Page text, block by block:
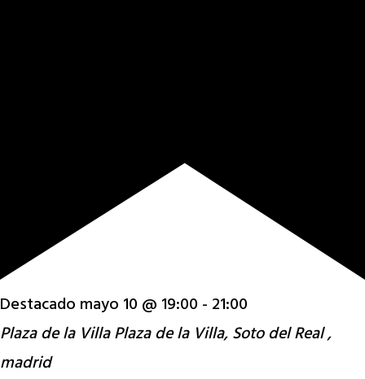
Destacado mayo 10 @ 19:00 - 21:00
Plaza de la VillaPlaza de la Villa, Soto del Real ,
madrid